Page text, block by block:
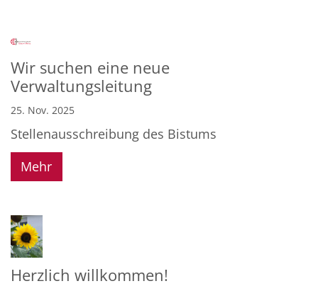
Wir suchen eine neue
Verwaltungsleitung
25. Nov. 2025
Stellenausschreibung des Bistums
Mehr
Herzlich willkommen!